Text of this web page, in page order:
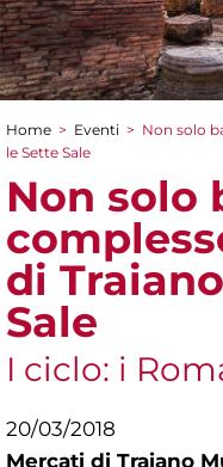
Tu sei qui
Home > Eventi > Non solo
le Sette Sale
Non solo
di
Sale
I ciclo: i
20/03/2018
Mercati di Traiano